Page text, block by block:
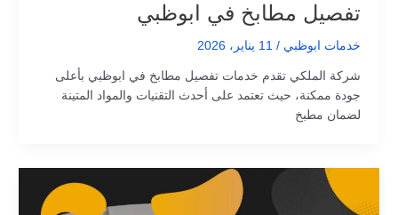
تفصيل مطابخ في ابوظبي
خدمات ابوظبي / 11 يناير، 2026
شركة الملكي تقدم خدمات تفصيل مطابخ في ابوظبي بأعلى
جودة ممكنة، حيث تعتمد على أحدث التقنيات والمواد المتينة
لضمان مطبخ